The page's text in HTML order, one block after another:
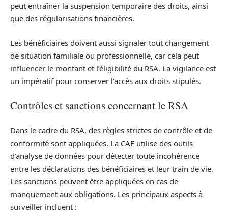
peut entraîner la suspension temporaire des droits, ainsi
que des régularisations financières.
Les bénéficiaires doivent aussi signaler tout changement
de situation familiale ou professionnelle, car cela peut
influencer le montant et l’éligibilité du RSA. La vigilance est
un impératif pour conserver l’accès aux droits stipulés.
Contrôles et sanctions concernant le RSA
Dans le cadre du RSA, des règles strictes de contrôle et de
conformité sont appliquées. La CAF utilise des outils
d’analyse de données pour détecter toute incohérence
entre les déclarations des bénéficiaires et leur train de vie.
Les sanctions peuvent être appliquées en cas de
manquement aux obligations. Les principaux aspects à
surveiller incluent :